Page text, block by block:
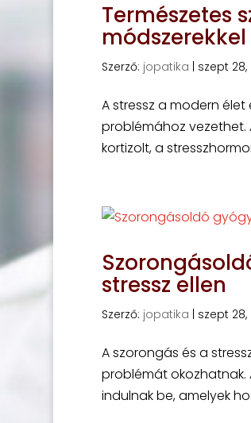
Természetes
módszerekkel
Szerző: jopatika szept 28,
A stressz a modern
problémához vezethet.
kortizolt, a
stressz ellen
Szerző: jopatika szept 28,
A szorongás és a
problémát okozhatnak.
indulnak be, amelyek